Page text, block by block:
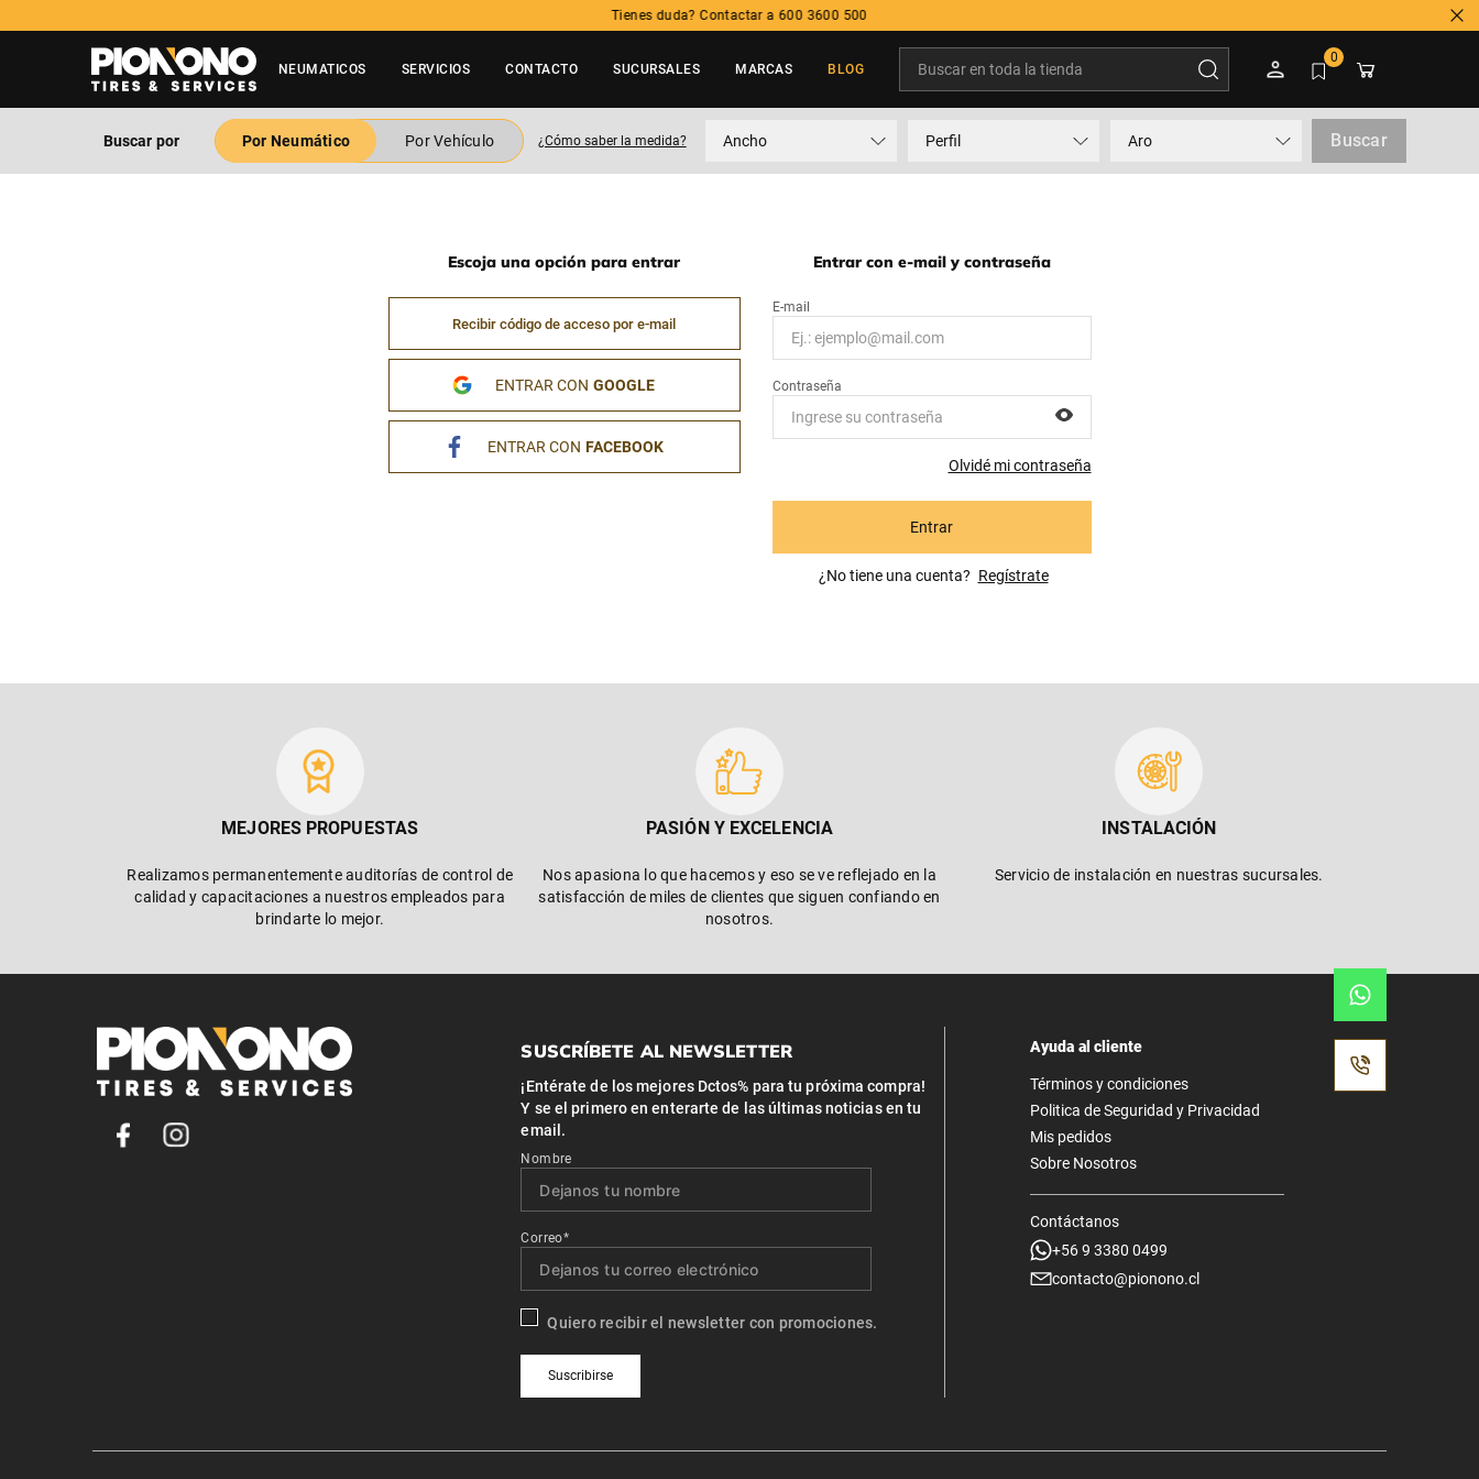
Tienes duda? Contactar a 600 3600 500
NEUMATICOS SERVICIOS CONTACTO SUCURSALES MARCAS BLOG
0
Buscar por Por Neumático Por Vehículo ¿Cómo saber la medida? Ancho Perfil Aro Buscar
Escoja una opción para entrar
Recibir código de acceso por e-mail
ENTRAR CON GOOGLE
ENTRAR CON FACEBOOK
Entrar con e-mail y contraseña
Olvidé mi contraseña
Entrar
¿No tiene una cuenta? Regístrese
MEJORES PROPUESTAS
Realizamos permanentemente auditorías de control de
calidad y capacitaciones a nuestros empleados para
brindarte lo mejor.
PASIÓN Y EXCELENCIA
Nos apasiona lo que hacemos y eso se ve reflejado en la
satisfacción de miles de clientes que siguen confiando en
nosotros.
INSTALACIÓN
Servicio de instalación en nuestras sucursales.
SUSCRÍBETE AL NEWSLETTER
¡Entérate de los mejores Dctos% para tu próxima compra!
Y se el primero en enterarte de las últimas noticias en tu
email.
Nombre
Correo*
Quiero recibir el newsletter con promociones.
Suscribirse
Ayuda al cliente
Términos y condiciones
Politica de Seguridad y Privacidad
Mis pedidos
Sobre Nosotros
Contáctanos
+56 9 3380 0499
contacto@pionono.cl
TÉRMINOS MÁS BUSCADOS
. neumatico
4. 195
5. 235